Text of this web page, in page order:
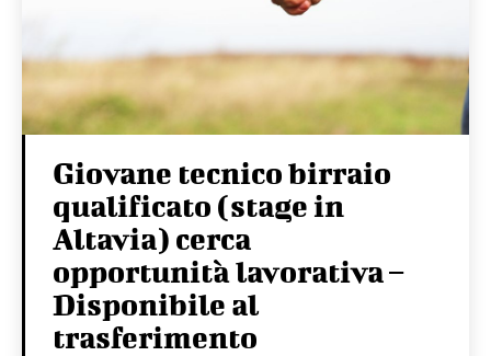
Giovane tecnico birraio
qualificato (stage in
Altavia) cerca
opportunità lavorativa –
Disponibile al
trasferimento